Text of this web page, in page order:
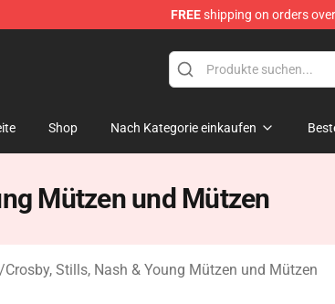
FREEshipping on orders
Shop Nach Kategorie einkaufen
Mützen und Mützen
/Crosby, Stills, Nash & Young Mützen und Mützen